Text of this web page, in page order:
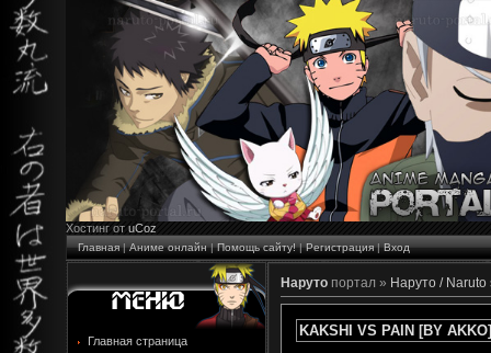
Хостинг от uCoz
Главная|Аниме онлайн|Помощь сайту!|Регистрация|Вход
Главная страница
Наруто портал » Наруто /
KAKSHI VS PAIN [BY AKKO]